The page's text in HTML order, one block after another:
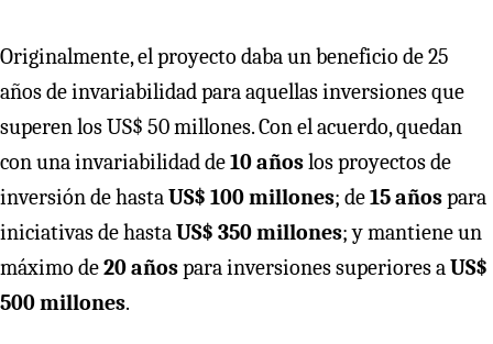
Originalmente, el proyecto daba un beneficio de 25
años de invariabilidad para aquellas inversiones que
superen los US$ 50 millones. Con el acuerdo, quedan
con una invariabilidad de10 añoslos proyectos de
inversión de hastaUS$ 100 millones; de15 añospara
iniciativas de hastaUS$ 350 millones; y mantiene un
máximo de20 añospara inversiones superiores aUS$
500 millones.